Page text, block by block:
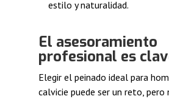
estilo y naturalidad.
El asesoramiento
profesional es
Elegir el peinado ideal para
calvicie puede ser un reto, pero